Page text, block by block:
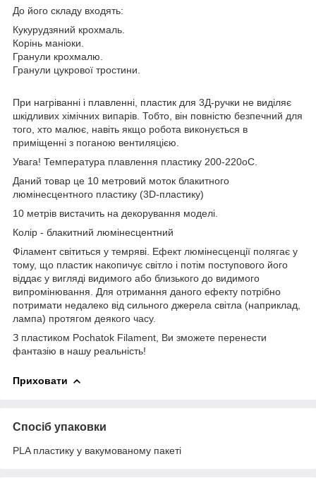
До його складу входять:
Кукурудзяний крохмаль.
Корінь маніоки.
Гранули крохмалю.
Гранули цукрової тростини.
При нагріванні і плавленні, пластик для 3Д-ручки не виділяє
шкідливих хімічних випарів. Тобто, він повністю безпечний для
того, хто малює, навіть якщо робота виконується в
приміщенні з поганою вентиляцією.
Увага! Температура плавлення пластику 200-220оС.
Даний товар це 10 метровий моток блакитного
люмінесцентного пластику (3D-пластику)
10 метрів вистачить на декорування моделі.
Колір - блакитний люмінесцентний
Філамент світиться у темряві. Ефект люмінесценції полягає у
тому, що пластик накопичує світло і потім поступового його
віддає у вигляді видимого або близького до видимого
випромінювання. Для отримання даного ефекту потрібно
потримати недалеко від сильного джерела світла (наприклад,
лампа) протягом деякого часу.
З пластиком Pochatok Filament, Ви зможете перенести
фантазію в нашу реальність!
Приховати
Спосіб упаковки
PLA пластику у вакумованому пакеті